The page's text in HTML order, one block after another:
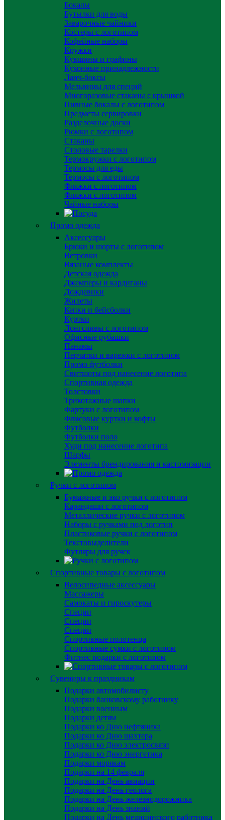
Бокалы
Бутылки для воды
Заварочные чайники
Костеры с логотипом
Кофейные наборы
Кружки
Кувшины и графины
Кухонные принадлежности
Ланч-боксы
Мельницы для специй
Многоразовые стаканы с крышкой
Пивные бокалы с логотипом
Предметы сервировки
Разделочные доски
Рюмки с логотипом
Стаканы
Столовые тарелки
Термокружки с логотипом
Термосы для еды
Термосы с логотипом
Фляжки с логотипом
Фляжки с логотипом
Чайные наборы
Промо одежда
Аксессуары
Брюки и шорты с логотипом
Ветровки
Вязаные комплекты
Детская одежда
Джемперы и кардиганы
Дождевики
Жилеты
Кепки и бейсболки
Куртки
Лонгсливы с логотипом
Офисные рубашки
Панамы
Перчатки и варежки с логотипом
Промо футболки
Свитшоты под нанесение логотипа
Спортивная одежда
Толстовки
Трикотажные шапки
Фартуки с логотипом
Флисовые куртки и кофты
Футболки
Футболки поло
Худи под нанесение логотипа
Шарфы
Элементы брендирования и кастомизации
Ручки с логотипом
Бумажные и эко ручки с логотипом
Карандаши с логотипом
Металлические ручки с логотипом
Наборы с ручками под логотип
Пластиковые ручки с логотипом
Текстовыделители
Футляры для ручек
Спортивные товары с логотипом
Велосипедные аксессуары
Массажеры
Самокаты и гироскутеры
Специи
Специи
Специи
Спортивные полотенца
Спортивные сумки с логотипом
Фитнес подарки с логотипом
Сувениры к праздникам
Подарки автомобилисту
Подарки банковскому работнику
Подарки военным
Подарки детям
Подарки ко Дню нефтяника
Подарки ко Дню шахтера
Подарки ко Дню электросвязи
Подарки ко Дню энергетика
Подарки морякам
Подарки на 14 февраля
Подарки на День авиации
Подарки на День геолога
Подарки на День железнодорожника
Подарки на День знаний
Подарки на День медицинского работника